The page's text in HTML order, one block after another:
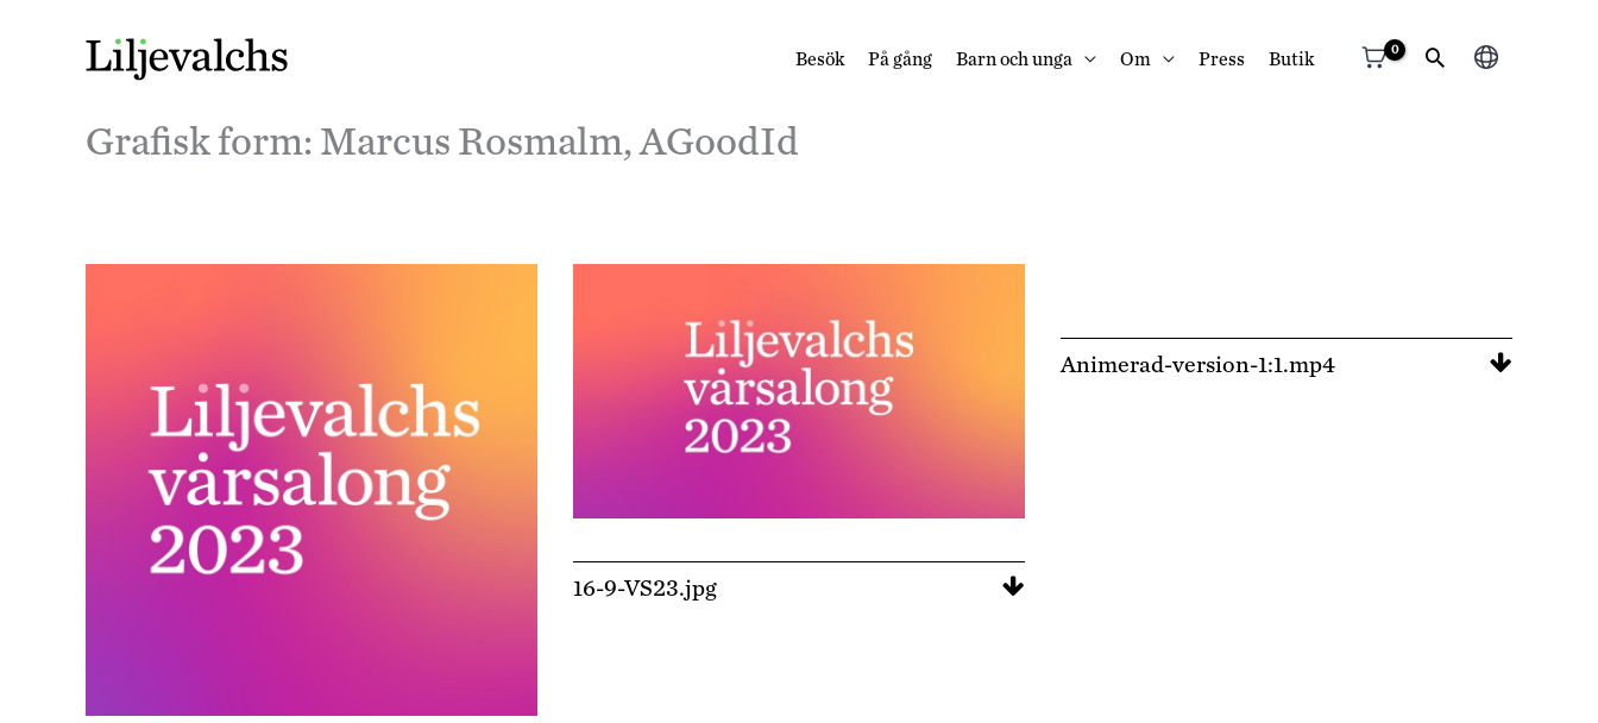
Besök På gång Barn och unga Om Press Butik
Välj
Grafisk form: Marcus Rosmalm, AGoodId
16-9-VS23.jpg
Animerad-version-1:1.mp4